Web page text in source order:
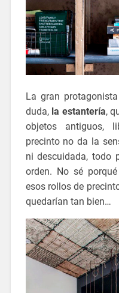
La gran
duda, la estantería,
objetos antiguos,
precinto no da la
ni descuidada, todo
orden. No sé
esos rollos de
quedarían tan bien…